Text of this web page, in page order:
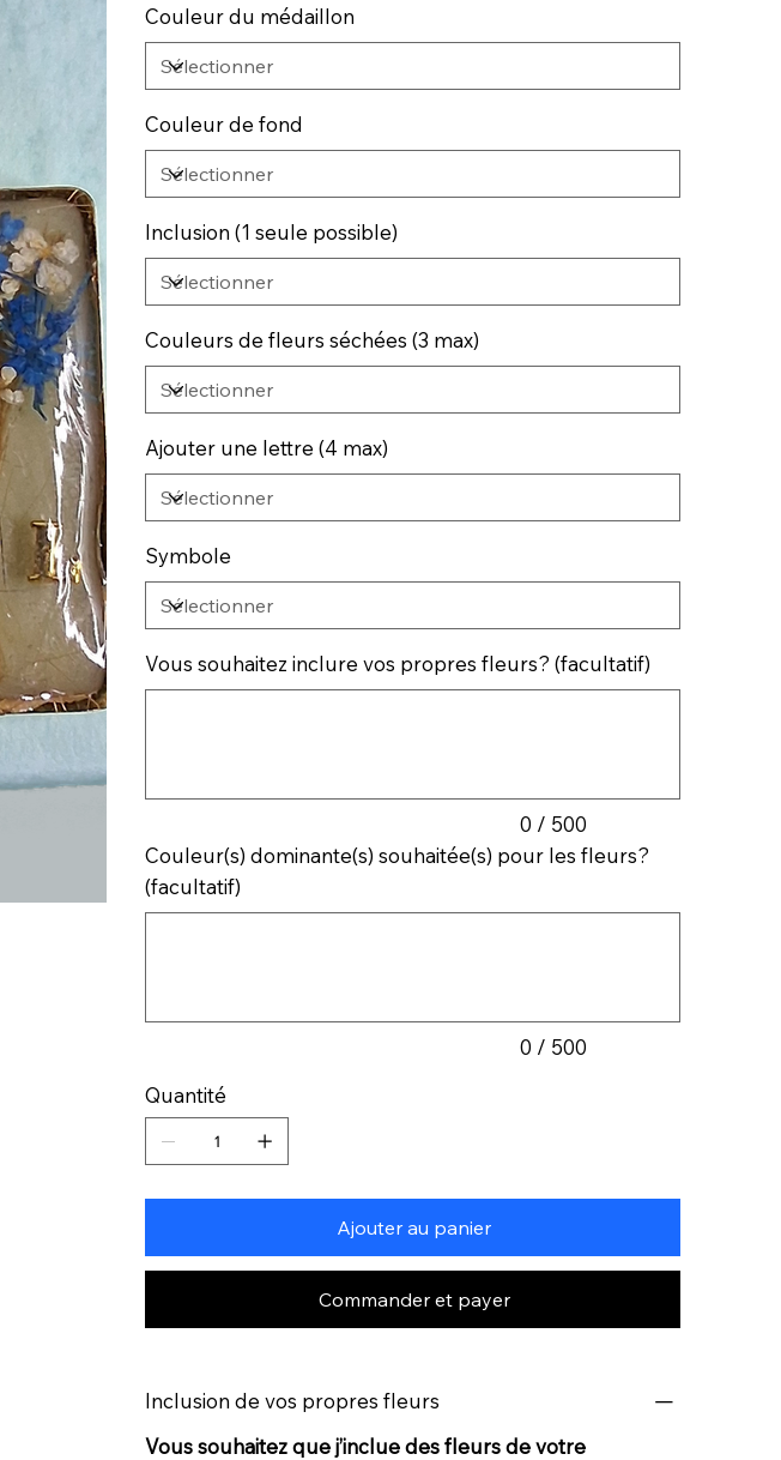
Couleur du médaillon
Couleur de fond
Inclusion (1 seule possible)
Couleurs de fleurs séchées (3 max)
Ajouter une lettre (4 max)
Symbole
Vous souhaitez inclure vos propres fleurs? (facultatif)
0 / 500
Couleur(s) dominante(s) souhaitée(s) pour les fleurs?
(facultatif)
0 / 500
Quantité
Ajouter au panier
Commander et payer
Inclusion de vos propres fleurs
Vous souhaitez que j’inclue des fleurs de votre